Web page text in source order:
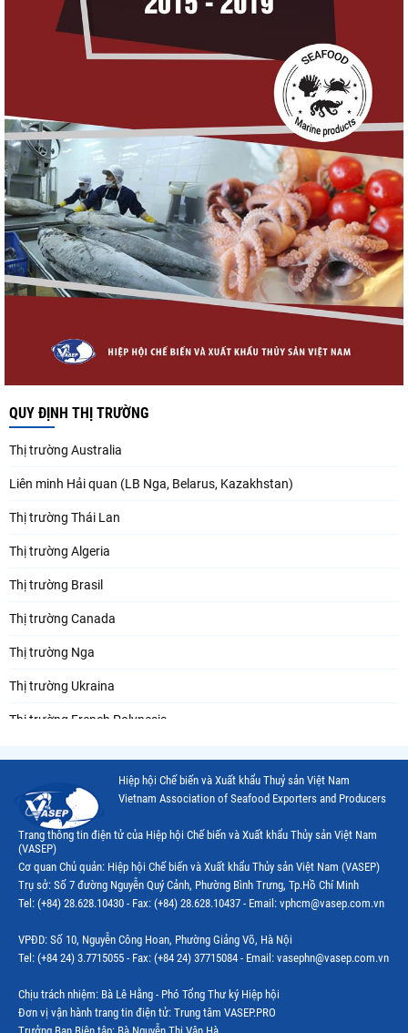
QUY ĐỊNH THỊ TRƯỜNG
Thị trường Australia
Liên minh Hải quan (LB Nga, Belarus, Kazakhstan)
Thị trường Thái Lan
Thị trường Algeria
Thị trường Brasil
Thị trường Canada
Thị trường Nga
Thị trường Ukraina
Thị trường French Polynesia
Thị trường Papua New Guinea
Thị trường New Zealand
Thị trường Đài Loan
Thị trường Hàn Quốc
Thị trường EU
Thị trường Nhật Bản
Thị trường Việt Nam
Hiệp hội Chế biến và Xuất khẩu Thuỷ sản Việt Nam
Vietnam Association of Seafood Exporters and Producers
Trang thông tin điện tử của Hiệp hội Chế biến và Xuất khẩu Thủy sản Việt Nam
(VASEP)
Cơ quan Chủ quản: Hiệp hội Chế biến và Xuất khẩu Thủy sản Việt Nam (VASEP)
Trụ sở: Số 7 đường Nguyễn Quý Cảnh, Phường Bình Trưng, Tp.Hồ Chí Minh
Tel: (+84) 28.628.10430 - Fax: (+84) 28.628.10437 - Email: vphcm@vasep.com.vn
VPĐD: Số 10, Nguyễn Công Hoan, Phường Giảng Võ, Hà Nội
Tel: (+84 24) 3.7715055 - Fax: (+84 24) 37715084 - Email: vasephn@vasep.com.vn
Chịu trách nhiệm: Bà Lê Hằng - Phó Tổng Thư ký Hiệp hội
Đơn vị vận hành trang tin điện tử: Trung tâm VASEP.PRO